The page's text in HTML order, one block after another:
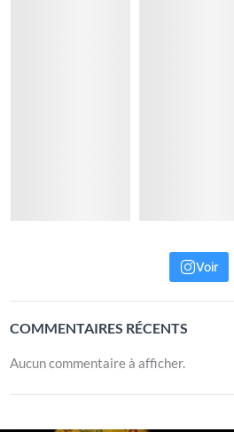
Voir
COMMENTAIRES RÉCENTS
Aucun commentaire à afficher.